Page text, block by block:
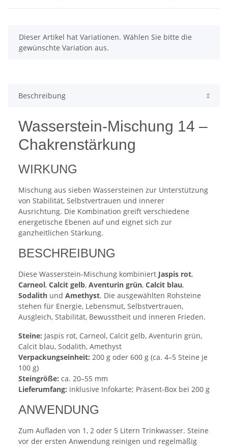
x
Dieser Artikel hat Variationen. Wählen Sie bitte die
gewünschte Variation aus.
Beschreibung
Wasserstein-Mischung 14 –
Chakrenstärkung
WIRKUNG
Mischung aus sieben Wassersteinen zur Unterstützung
von Stabilität, Selbstvertrauen und innerer
Ausrichtung. Die Kombination greift verschiedene
energetische Ebenen auf und eignet sich zur
ganzheitlichen Stärkung.
BESCHREIBUNG
Diese Wasserstein-Mischung kombiniert Jaspis rot,
Carneol, Calcit gelb, Aventurin grün, Calcit blau,
Sodalith und Amethyst. Die ausgewählten Rohsteine
stehen für Energie, Lebensmut, Selbstvertrauen,
Ausgleich, Stabilität, Bewusstheit und inneren Frieden.
Steine: Jaspis rot, Carneol, Calcit gelb, Aventurin grün,
Calcit blau, Sodalith, Amethyst
Verpackungseinheit: 200 g oder 600 g (ca. 4–5 Steine je
100 g)
Steingröße: ca. 20–55 mm
Lieferumfang: inklusive Infokarte; Präsent-Box bei 200 g
ANWENDUNG
Zum Aufladen von 1, 2 oder 5 Litern Trinkwasser. Steine
vor der ersten Anwendung reinigen und regelmäßig